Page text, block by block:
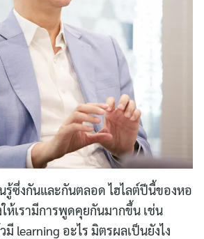
นรู้ซึ่งกันและกันตลอด ไฮไลต์ปีนี้ของหอ
ห้เรามีการพูดคุยกันมากขึ้น เช่น
learning อะไร มิตรผลเป็นยังไง